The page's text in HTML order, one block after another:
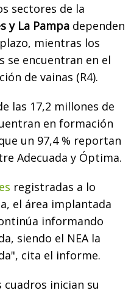
sectores de la
y La Pampa dependen
mientras los
se encuentran en el
de vainas (R4).
las 17,2 millones de
en formación
un 97,4 % reportan
Adecuada y Óptima.
registradas a lo
el área implantada
informando
siendo el NEA la
cita el informe.
cuadros inician su